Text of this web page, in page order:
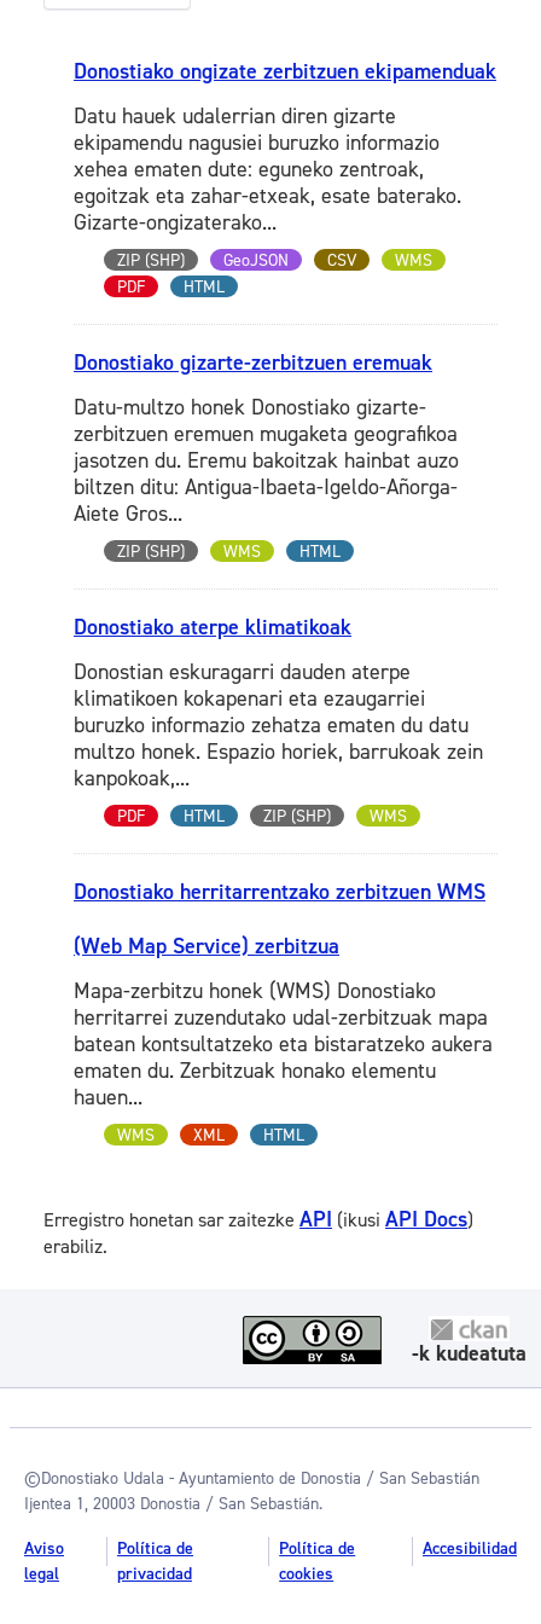
Donostiako ongizate zerbitzuen ekipamenduak
Datu hauek udalerrian diren gizarte
ekipamendu nagusiei buruzko informazio
xehea ematen dute: eguneko zentroak,
egoitzak eta zahar-etxeak, esate baterako.
Gizarte-ongizaterako...
ZIP (SHP) GeoJSON CSV
WMS
PDF
HTML
Donostiako gizarte-zerbitzuen eremuak
Datu-multzo honek Donostiako gizarte-
zerbitzuen eremuen mugaketa geografikoa
jasotzen du. Eremu bakoitzak hainbat auzo
biltzen ditu: Antigua-Ibaeta-Igeldo-Añorga-
Aiete Gros...
ZIP (SHP) WMS HTML
Donostiako aterpe klimatikoak
Donostian eskuragarri dauden aterpe
klimatikoen kokapenari eta ezaugarriei
buruzko informazio zehatza ematen du datu
multzo honek. Espazio horiek, barrukoak zein
kanpokoak,...
PDF HTML ZIP (SHP) WMS
Donostiako herritarrentzako zerbitzuen WMS
(Web Map Service) zerbitzua
Mapa-zerbitzu honek (WMS) Donostiako
herritarrei zuzendutako udal-zerbitzuak mapa
batean kontsultatzeko eta bistaratzeko aukera
ematen du. Zerbitzuak honako elementu
hauen...
WMS XML HTML
Erregistro honetan sar zaitezke API (ikusi API Docs)
erabiliz.
-k kudeatuta
©Donostiako Udala - Ayuntamiento de Donostia / San Sebastián
Ijentea 1, 20003 Donostia / San Sebastián.
Aviso
legal
Política de
privacidad
Política de
cookies
Accesibilidad